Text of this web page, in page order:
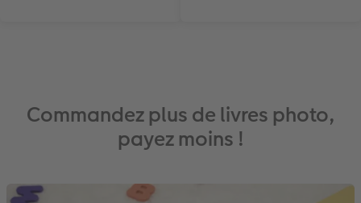
Commandez plus de livres photo,
payez moins !